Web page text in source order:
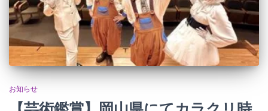
お知らせ